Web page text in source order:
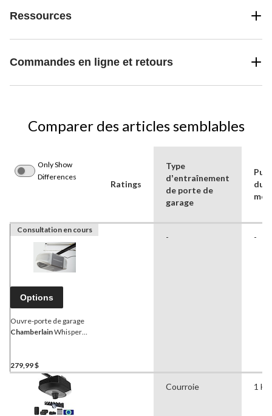
Ressources
Commandes en ligne et retours
Comparer des articles semblables
Only Show
Differences
Ratings
Type
dʼentraînement
de porte de
garage
du
Consultation en cours
Options
Ouvre-porte de garage
ChamberlainWhisper
279,99 $
- -
Courroie 1 HP